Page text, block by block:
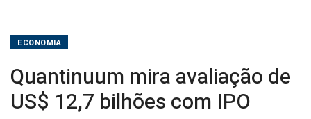
ECONOMIA
Quantinuum mira avaliação de
US$ 12,7 bilhões com IPO